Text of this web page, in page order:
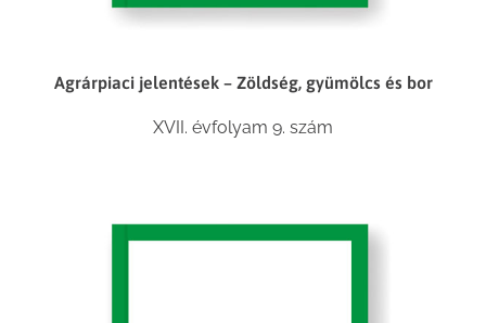
Agrárpiaci jelentések – Zöldség, gyümölcs és bor
XVII. évfolyam 9. szám